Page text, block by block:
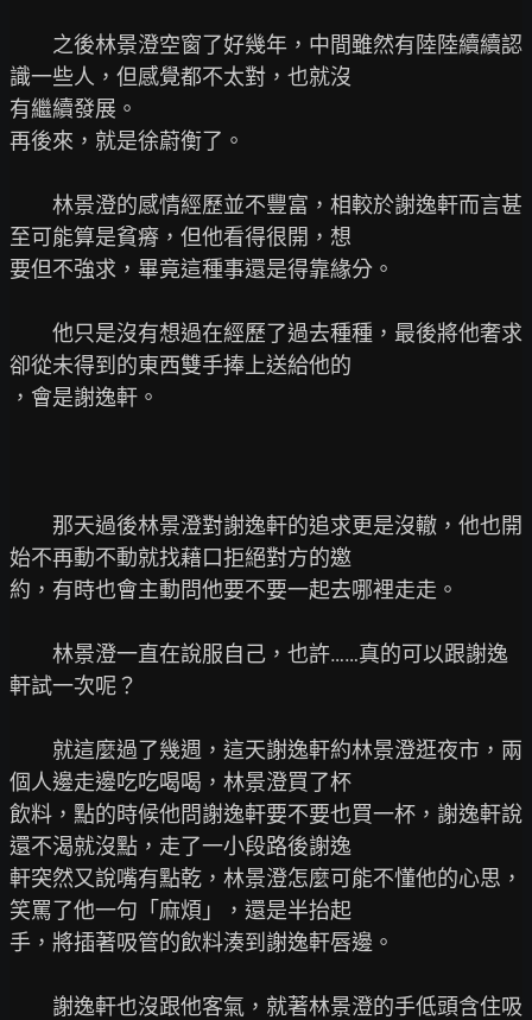
之後林景澄空窗了好幾年，中間雖然有陸陸續續認
識一些人，但感覺都不太對，也就沒
有繼續發展。
再後來，就是徐蔚衡了。
林景澄的感情經歷並不豐富，相較於謝逸軒而言甚
至可能算是貧瘠，但他看得很開，想
要但不強求，畢竟這種事還是得靠緣分。
他只是沒有想過在經歷了過去種種，最後將他奢求
卻從未得到的東西雙手捧上送給他的
，會是謝逸軒。
那天過後林景澄對謝逸軒的追求更是沒轍，他也開
始不再動不動就找藉口拒絕對方的邀
約，有時也會主動問他要不要一起去哪裡走走。
林景澄一直在說服自己，也許……真的可以跟謝逸
軒試一次呢？
就這麼過了幾週，這天謝逸軒約林景澄逛夜市，兩
個人邊走邊吃吃喝喝，林景澄買了杯
飲料，點的時候他問謝逸軒要不要也買一杯，謝逸軒說
還不渴就沒點，走了一小段路後謝逸
軒突然又說嘴有點乾，林景澄怎麼可能不懂他的心思，
笑罵了他一句「麻煩」，還是半抬起
手，將插著吸管的飲料湊到謝逸軒唇邊。
謝逸軒也沒跟他客氣，就著林景澄的手低頭含住吸